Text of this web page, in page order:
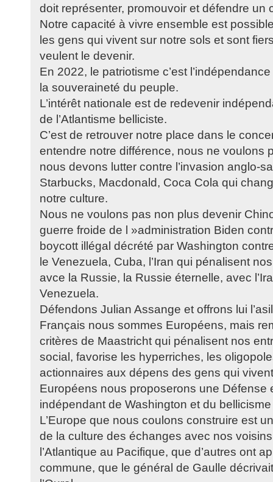
doit représenter, promouvoir et défendre un
Notre capacité à vivre ensemble est
les gens qui vivent sur notre sols et sont
veulent le devenir.
En 2022, le patriotisme c’est
la souveraineté du peuple.
L’intérêt nationale est de redevenir
de l’Atlantisme belliciste.
C’est de retrouver notre place dans le
entendre notre différence, nous ne voulons
nous devons lutter contre l’invasion anglo-
Starbucks, Macdonald, Coca Cola qui
notre culture.
Nous ne voulons pas non plus devenir
guerre froide de l »administration Biden
boycott illégal décrété par Washington
le Venezuela, Cuba, l’Iran qui pénalisent
avce la Russie, la Russie éternelle, avec
Venezuela.
Défendons Julian Assange et offrons lui
Français nous sommes Européens, mais
critères de Maastricht qui pénalisent nos
social, favorise les hyperriches, les
actionnaires aux dépens des gens qui
Européens nous proposerons une Défense
indépendant de Washington et du
L’Europe que nous coulons construire est
de la culture des échanges avec nos
l’Atlantique au Pacifique, que d’autres ont
commune, que le général de Gaulle